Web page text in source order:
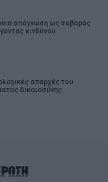
απόγνωση ως σοβαρός
κινδύνου
απαρχές του
δικαιοσύνης